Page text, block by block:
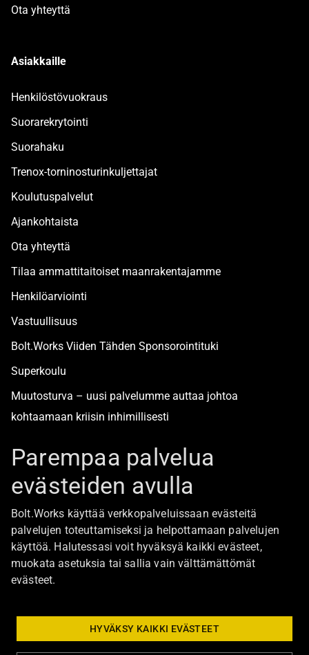
Ota yhteyttä
Asiakkaille
Henkilöstövuokraus
Suorarekrytointi
Suorahaku
Trenox-torninosturinkuljettajat
Koulutuspalvelut
Ajankohtaista
Ota yhteyttä
Tilaa ammattitaitoiset maanrakentajamme
Henkilöarviointi
Vastuullisuus
Bolt.Works Viiden Tähden Sponsorointituki
Superkoulu
Muutosturva – uusi palvelumme auttaa johtoa
kohtaamaan kriisin inhimillisesti
Boltista
Töihin Bolt.Worksin toimistolle
Ajankohtaista
Ota yhteyttä
Bolt Group hallitus
Parempaa palvelua
evästeiden avulla
Bolt.Works käyttää verkkopalveluissaan evästeitä
palvelujen toteuttamiseksi ja helpottamaan palvelujen
käyttöä. Halutessasi voit hyväksyä kaikki evästeet,
muokata asetuksia tai sallia vain välttämättömät
evästeet.
HYVÄKSY KAIKKI EVÄSTEET